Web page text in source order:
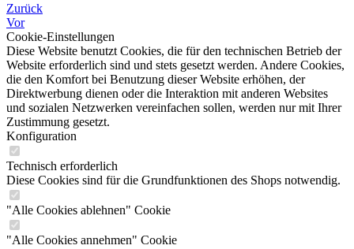
Zurück
Vor
Cookie-Einstellungen
Diese Website benutzt Cookies, die für den technischen Betrieb der
Website erforderlich sind und stets gesetzt werden. Andere Cookies,
die den Komfort bei Benutzung dieser Website erhöhen, der
Direktwerbung dienen oder die Interaktion mit anderen Websites
und sozialen Netzwerken vereinfachen sollen, werden nur mit Ihrer
Zustimmung gesetzt.
Konfiguration
Technisch erforderlich
Diese Cookies sind für die Grundfunktionen des Shops notwendig.
"Alle Cookies ablehnen" Cookie
"Alle Cookies annehmen" Cookie